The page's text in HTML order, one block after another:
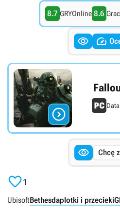
8.7 GRYOnline 8.6
 

 Chcę
1
UbisoftBethesdaplotki i przecieki